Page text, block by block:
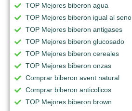
TOP Mejores biberon agua
TOP Mejores biberon igual al seno
TOP Mejores biberon antigases
TOP Mejores biberon glucosado
TOP Mejores biberon cereales
TOP Mejores biberon onzas
Comprar biberon avent natural
Comprar biberon anticolicos
TOP Mejores biberon brown